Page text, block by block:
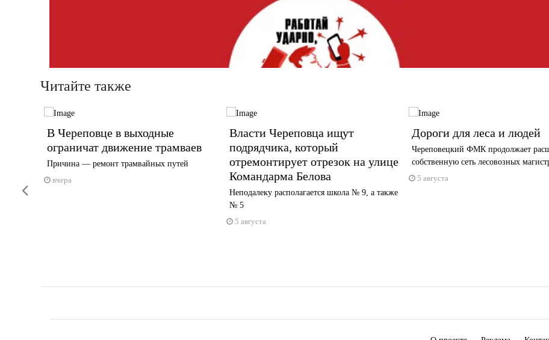
Читайте также
В Череповце в выходные
ограничат движение трамваев
Причина — ремонт трамвайных путей
вчера
Власти Череповца ищут
подрядчика, который
отремонтирует отрезок на улице
Командарма Белова
Неподалеку располагается школа № 9, а также
№ 5
5 августа
Дороги для леса и людей
Череповецкий ФМК продолжает
собственную сеть лесовозных
5 августа